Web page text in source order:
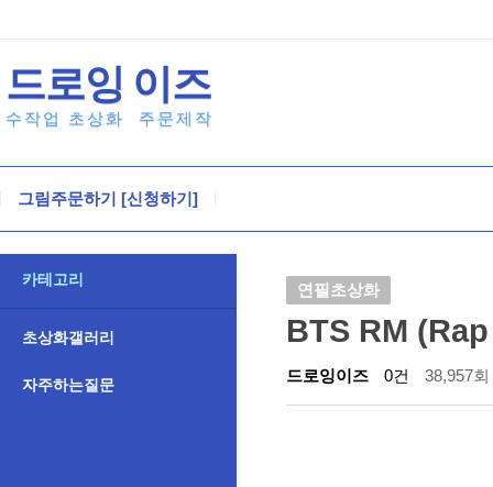
드로잉 이즈
수작업 초상화 주문제작
그림주문하기 [신청하기]
카테고리
초상화갤러리
자주하는질문
연필초상화
BTS RM
드로잉이즈 0건 38,957회